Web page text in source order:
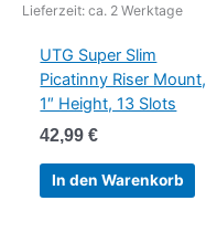
Lieferzeit: ca. 2 Werktage
UTG Super Slim
Picatinny Riser Mount,
1″ Height, 13 Slots
42,99€
In den Warenkorb